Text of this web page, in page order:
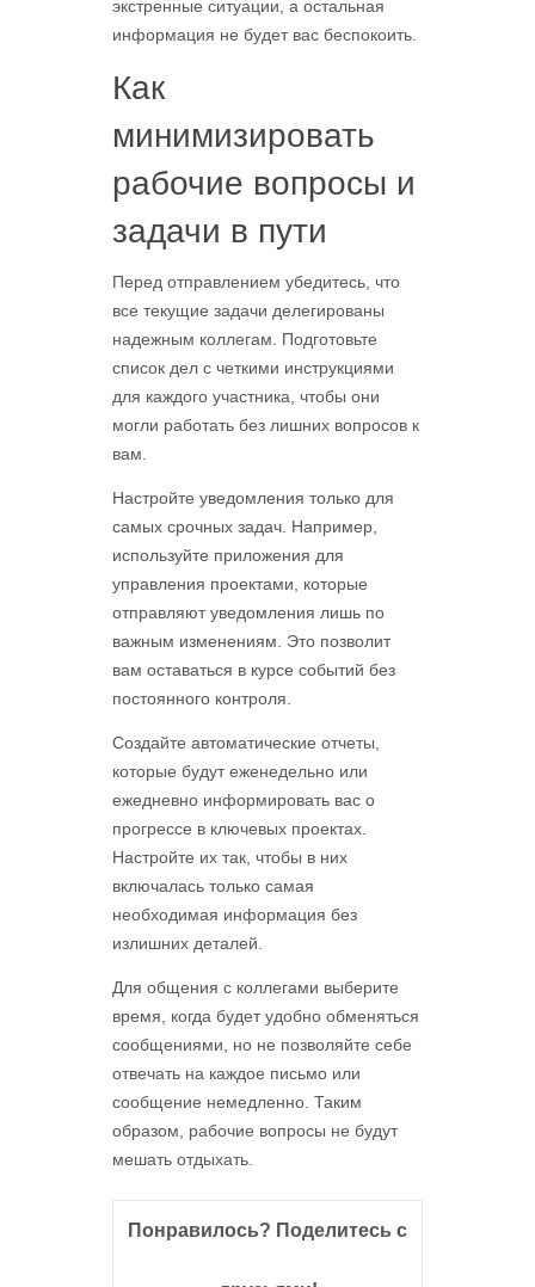
экстренные ситуации, а остальная
информация не будет вас беспокоить.
Как
минимизировать
рабочие вопросы и
задачи в пути
Перед отправлением убедитесь, что
все текущие задачи делегированы
надежным коллегам. Подготовьте
список дел с четкими инструкциями
для каждого участника, чтобы они
могли работать без лишних вопросов к
вам.
Настройте уведомления только для
самых срочных задач. Например,
используйте приложения для
управления проектами, которые
отправляют уведомления лишь по
важным изменениям. Это позволит
вам оставаться в курсе событий без
постоянного контроля.
Создайте автоматические отчеты,
которые будут еженедельно или
ежедневно информировать вас о
прогрессе в ключевых проектах.
Настройте их так, чтобы в них
включалась только самая
необходимая информация без
излишних деталей.
Для общения с коллегами выберите
время, когда будет удобно обменяться
сообщениями, но не позволяйте себе
отвечать на каждое письмо или
сообщение немедленно. Таким
образом, рабочие вопросы не будут
мешать отдыхать.
Понравилось? Поделитесь с